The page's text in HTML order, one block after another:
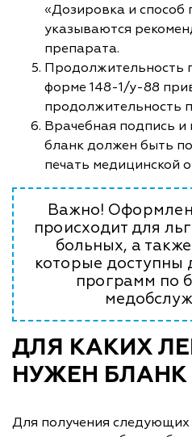
«Дозировка и способ
указываются
препарата.
Продолжительность
форме 148-1/у-88
продолжительность
Врачебная подпись и
бланк должен быть
печать медицинской
Важно!
происходит для
больных, а
которые доступны
программ по
ДЛЯ КАКИХ
НУЖЕН БЛАНК
Для получения